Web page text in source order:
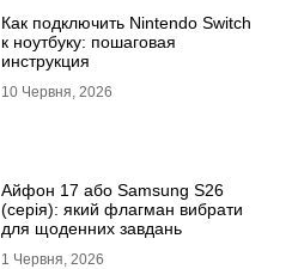
Как подключить Nintendo Switch
к ноутбуку: пошаговая
инструкция
10 Червня, 2026
Айфон 17 або Samsung S26
(серія): який флагман вибрати
для щоденних завдань
1 Червня, 2026